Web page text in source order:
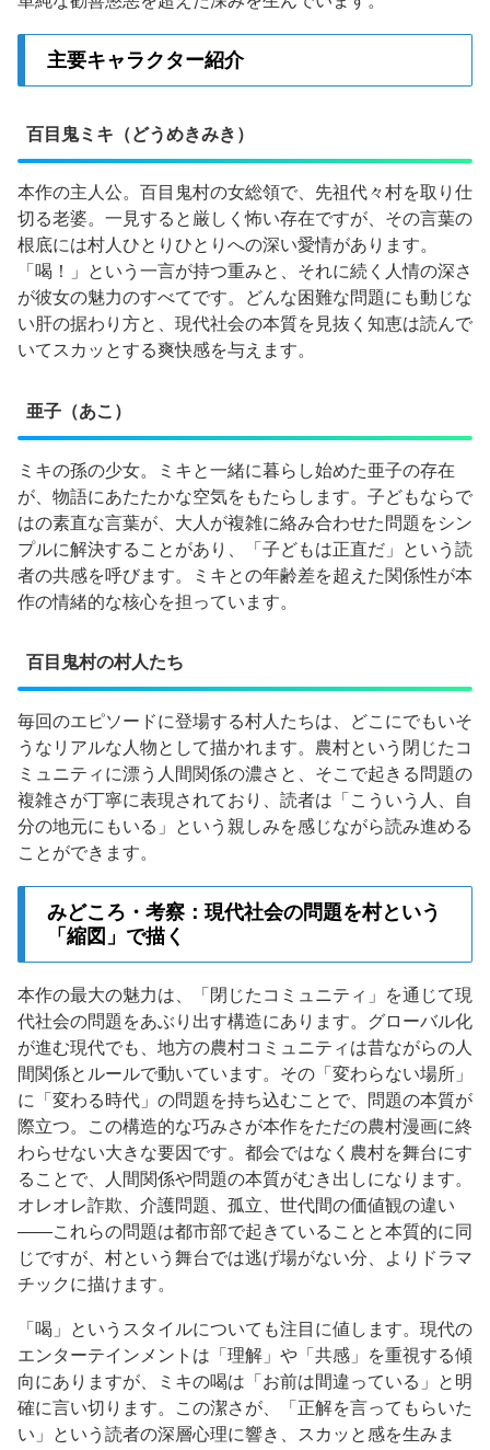
主要キャラクター紹介
百目鬼ミキ（どうめきみき）
本作の主人公。百目鬼村の女総領で、先祖代々村を取り仕
切る老婆。一見すると厳しく怖い存在ですが、その言葉の
根底には村人ひとりひとりへの深い愛情があります。
「喝！」という一言が持つ重みと、それに続く人情の深さ
が彼女の魅力のすべてです。どんな困難な問題にも動じな
い肝の据わり方と、現代社会の本質を見抜く知恵は読んで
いてスカッとする爽快感を与えます。
亜子（あこ）
ミキの孫の少女。ミキと一緒に暮らし始めた亜子の存在
が、物語にあたたかな空気をもたらします。子どもならで
はの素直な言葉が、大人が複雑に絡み合わせた問題をシン
プルに解決することがあり、「子どもは正直だ」という読
者の共感を呼びます。ミキとの年齢差を超えた関係性が本
作の情緒的な核心を担っています。
百目鬼村の村人たち
毎回のエピソードに登場する村人たちは、どこにでもいそ
うなリアルな人物として描かれます。農村という閉じたコ
ミュニティに漂う人間関係の濃さと、そこで起きる問題の
複雑さが丁寧に表現されており、読者は「こういう人、自
分の地元にもいる」という親しみを感じながら読み進める
ことができます。
みどころ・考察：現代社会の問題を村という
「縮図」で描く
本作の最大の魅力は、「閉じたコミュニティ」を通じて現
代社会の問題をあぶり出す構造にあります。グローバル化
が進む現代でも、地方の農村コミュニティは昔ながらの人
間関係とルールで動いています。その「変わらない場所」
に「変わる時代」の問題を持ち込むことで、問題の本質が
際立つ。この構造的な巧みさが本作をただの農村漫画に終
わらせない大きな要因です。都会ではなく農村を舞台にす
ることで、人間関係や問題の本質がむき出しになります。
オレオレ詐欺、介護問題、孤立、世代間の価値観の違い
——これらの問題は都市部で起きていることと本質的に同
じですが、村という舞台では逃げ場がない分、よりドラマ
チックに描けます。
「喝」というスタイルについても注目に値します。現代の
エンターテインメントは「理解」や「共感」を重視する傾
向にありますが、ミキの喝は「お前は間違っている」と明
確に言い切ります。この潔さが、「正解を言ってもらいた
い」という読者の深層心理に響き、スカッと感を生みま